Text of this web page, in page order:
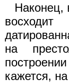
Наконец,
на
кажется,